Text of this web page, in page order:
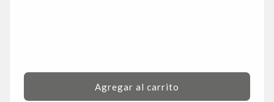
Agregar al carrito